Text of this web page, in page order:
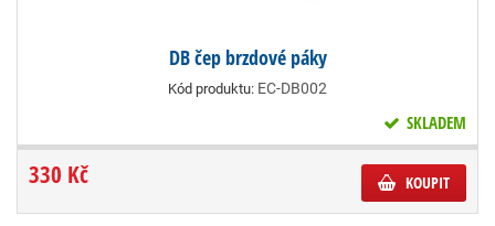
DB čep brzdové páky
Kód produktu: EC-DB002
SKLADEM
330 Kč KOUPIT